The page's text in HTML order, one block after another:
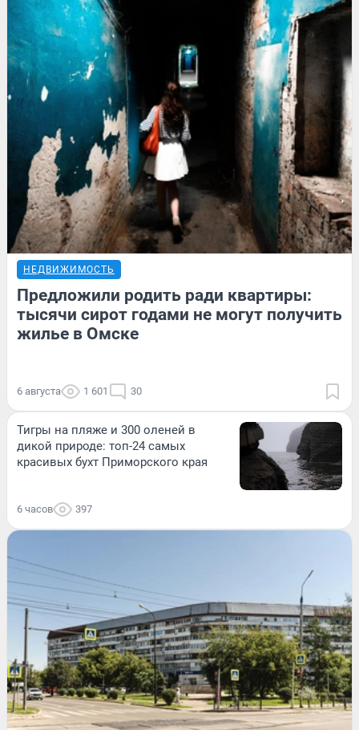
НЕДВИЖИМОСТЬ
Предложили родить ради квартиры:
тысячи сирот годами не могут получить
жилье в Омске
6 августа 1 601 30
Тигры на пляже и 300 оленей в
дикой природе: топ-24 самых
красивых бухт Приморского края
6 часов 397